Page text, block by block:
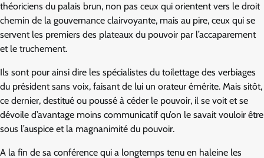
théoriciens du palais brun, non pas ceux qui orientent vers le droit
chemin de la gouvernance clairvoyante, mais au pire, ceux qui se
servent les premiers des plateaux du pouvoir par l’accaparement
et le truchement.
Ils sont pour ainsi dire les spécialistes du toilettage des verbiages
du président sans voix, faisant de lui un orateur émérite. Mais sitôt,
ce dernier, destitué ou poussé à céder le pouvoir, il se voit et se
dévoile d’avantage moins communicatif qu’on le savait vouloir être
sous l’auspice et la magnanimité du pouvoir.
A la fin de sa conférence qui a longtemps tenu en haleine les